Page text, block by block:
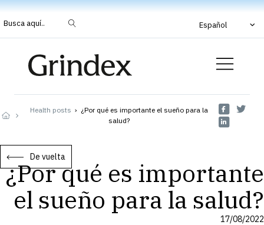
Busca aquí.. Español
Health posts › ¿Por qué es importante el sueño para la
salud?
De vuelta
¿Por qué es importante
el sueño para la salud?
17/08/2022